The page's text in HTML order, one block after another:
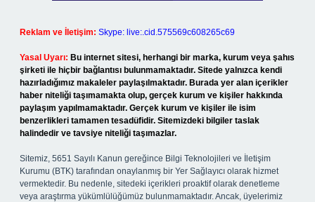
Reklam ve İletişim: Skype: live:.cid.575569c608265c69
Yasal Uyarı: Bu internet sitesi, herhangi bir marka, kurum veya şahıs
şirketi ile hiçbir bağlantısı bulunmamaktadır. Sitede yalnızca kendi
hazırladığımız makaleler paylaşılmaktadır. Burada yer alan içerikler
haber niteliği taşımamakta olup, gerçek kurum ve kişiler hakkında
paylaşım yapılmamaktadır. Gerçek kurum ve kişiler ile isim
benzerlikleri tamamen tesadüfidir. Sitemizdeki bilgiler taslak
halindedir ve tavsiye niteliği taşımazlar.
Sitemiz, 5651 Sayılı Kanun gereğince Bilgi Teknolojileri ve İletişim
Kurumu (BTK) tarafından onaylanmış bir Yer Sağlayıcı olarak hizmet
vermektedir. Bu nedenle, sitedeki içerikleri proaktif olarak denetleme
veya araştırma yükümlülüğümüz bulunmamaktadır. Ancak, üyelerimiz